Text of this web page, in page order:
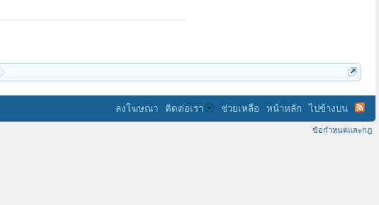
ลงโฆษณา ติดต่อเรา ช่วยเหลือ หน้าหลัก ไปข้างบน
ข้อกำหนดและกฎ